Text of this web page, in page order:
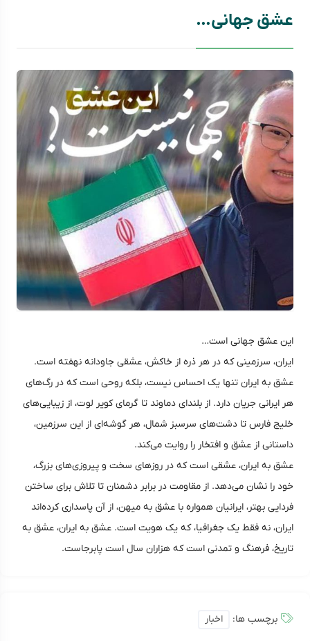
عشق جهانی…
این عشق جهانی است…
ایران، سرزمینی که در هر ذره از خاکش، عشقی جاودانه نهفته است.
عشق به ایران تنها یک احساس نیست، بلکه روحی است که در رگ‌های
هر ایرانی جریان دارد. از بلندای دماوند تا گرمای کویر لوت، از زیبایی‌های
خلیج فارس تا دشت‌های سرسبز شمال، هر گوشه‌ای از این سرزمین،
داستانی از عشق و افتخار را روایت می‌کند.
عشق به ایران، عشقی است که در روزهای سخت و پیروزی‌های بزرگ،
خود را نشان می‌دهد. از مقاومت در برابر دشمنان تا تلاش برای ساختن
فردایی بهتر، ایرانیان همواره با عشق به میهن، از آن پاسداری کرده‌اند
ایران، نه فقط یک جغرافیا، که یک هویت است. عشق به ایران، عشق به
تاریخ، فرهنگ و تمدنی است که هزاران سال است پابرجاست.
برچسب ها: اخبار